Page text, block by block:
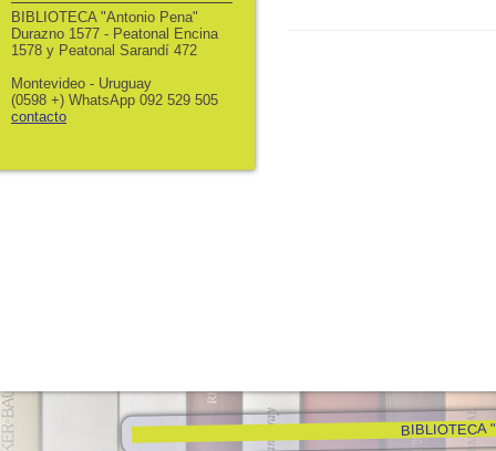
BIBLIOTECA
BIBLIOTECA "Antonio Pena"
Durazno 1577 - Peatonal Encina
1578 y Peatonal Sarandí 472
Montevideo - Uruguay
(0598 +) WhatsApp 092 529 505
contacto